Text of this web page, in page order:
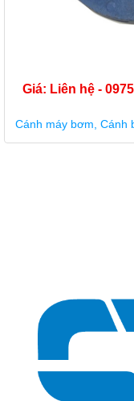
135 635 - 0989
bơm nước Howaki